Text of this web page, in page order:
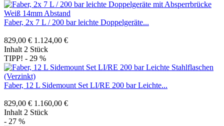
Faber, 2x 7 L / 200 bar leichte Doppelgeräte...
829,00 € 1.124,00 €
Inhalt 2 Stück
TIPP! - 29 %
Faber, 12 L Sidemount Set LI/RE 200 bar Leichte...
829,00 € 1.160,00 €
Inhalt 2 Stück
- 27 %